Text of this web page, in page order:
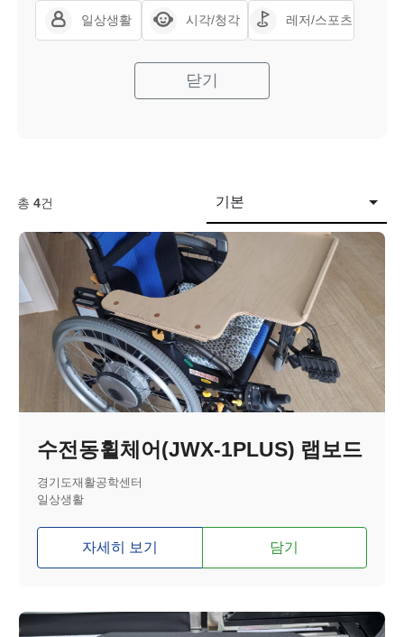
일상생활 시각/청각 레저/스포츠
닫기
총4건 기본
수전동휠체어(JWX-1PLUS) 랩보드
경기도재활공학센터
일상생활
자세히 보기 담기